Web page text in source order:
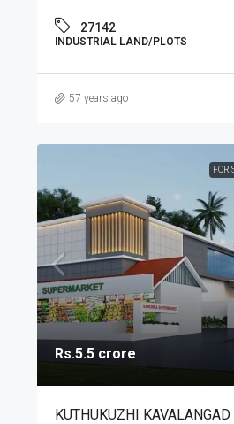
27142
INDUSTRIAL LAND/PLOTS
57 years ago
FOR
Rs.5.5 crore
KUTHUKUZHI KAVALANGAD